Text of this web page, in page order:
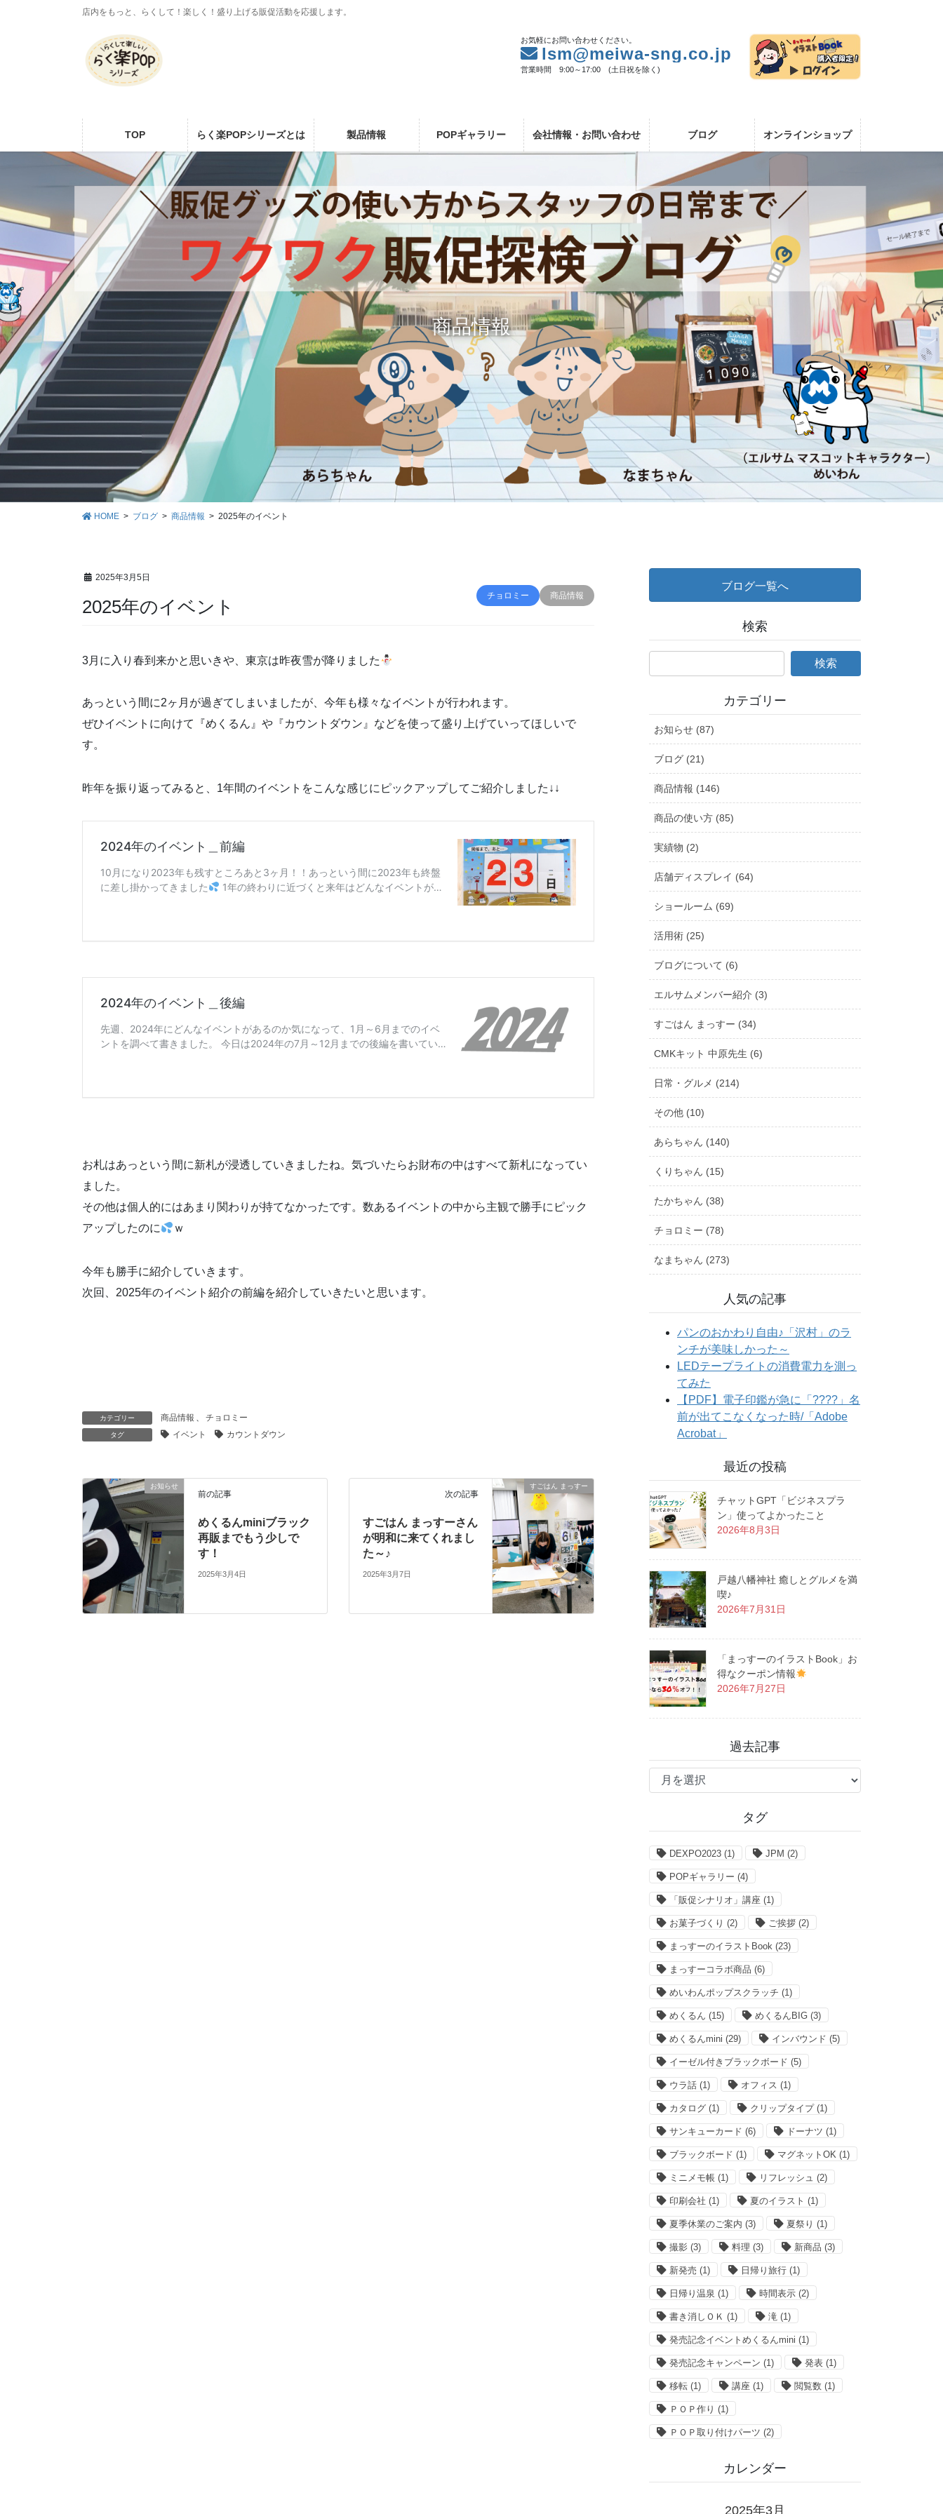
店内をもっと、らくして！楽しく！盛り上げる販促活動を応援します。
お気軽にお問い合わせください。
lsm@meiwa-sng.co.jp
営業時間 9:00～17:00 (土日祝を除く)
TOP らく楽POPシリーズとは 製品情報 POPギャラリー 会社情報・お問い合わせ ブログ オンラインショップ
商品情報
HOME ブログ 商品情報 2025年のイベント
2025年3月5日
商品情報
チョロミー
2025年のイベント
3月に入り春到来かと思いきや、東京は昨夜雪が降りました
あっという間に2ヶ月が過ぎてしまいましたが、今年も様々なイベントが行われます。
ぜひイベントに向けて『めくるん』や『カウントダウン』などを使って盛り上げていってほしいで
す。
昨年を振り返ってみると、1年間のイベントをこんな感じにピックアップしてご紹介しました↓↓
お札はあっという間に新札が浸透していきましたね。気づいたらお財布の中はすべて新札になってい
ました。
その他は個人的にはあまり関わりが持てなかったです。数あるイベントの中から主観で勝手にピック
アップしたのに
ｗ
今年も勝手に紹介していきます。
次回、2025年のイベント紹介の前編を紹介していきたいと思います。
カテゴリー 商品情報 、 チョロミー
タグ イベント カウントダウン
お知らせ
前の記事
めくるんminiブラック
再販までもう少しで
す！
2025年3月4日
すごはん まっすー
次の記事
すごはん まっすーさん
が明和に来てくれまし
た～♪
2025年3月7日
ブログ一覧へ
検索
カテゴリー
お知らせ (87)
ブログ (21)
商品情報 (146)
商品の使い方 (85)
実績物 (2)
店舗ディスプレイ (64)
ショールーム (69)
活用術 (25)
ブログについて (6)
エルサムメンバー紹介 (3)
すごはん まっすー (34)
CMKキット 中原先生 (6)
日常・グルメ (214)
その他 (10)
あらちゃん (140)
くりちゃん (15)
たかちゃん (38)
チョロミー (78)
なまちゃん (273)
人気の記事
最近の投稿
チャットGPT「ビジネスプラ
ン」使ってよかったこと
2026年8月3日
戸越八幡神社 癒しとグルメを満
喫♪
2026年7月31日
「まっすーのイラストBook」お
得なクーポン情報
2026年7月27日
過去記事
過
タグ
DEXPO2023 (1) JPM (2)
POPギャラリー (4)
「販促シナリオ」講座 (1)
お菓子づくり (2) ご挨拶 (2)
まっすーのイラストBook (23)
まっすーコラボ商品 (6)
めいわんポップスクラッチ (1)
めくるん (15) めくるんBIG (3)
めくるんmini (29) インバウンド (5)
イーゼル付きブラックボード (5)
ウラ話 (1) オフィス (1)
カタログ (1) クリップタイプ(1)
サンキューカード (6) ドーナツ (1)
ブラックボード (1) マグネットOK (1)
ミニメモ帳 (1) リフレッシュ (2)
印刷会社 (1) 夏のイラスト (1)
夏季休業のご案内 (3) 夏祭り (1)
撮影 (3) 料理 (3) 新商品 (3)
新発売 (1) 日帰り旅行 (1)
日帰り温泉 (1) 時間表示 (2)
書き消しＯＫ (1) 滝 (1)
発売記念イベントめくるんmini (1)
発売記念キャンペーン (1) 発表 (1)
移転 (1) 講座 (1) 閲覧数 (1)
ＰＯＰ作り (1)
ＰＯＰ取り付けパーツ (2)
カレンダー
2025年3月